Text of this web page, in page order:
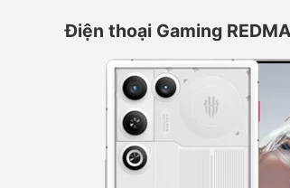
Điện thoại Gaming